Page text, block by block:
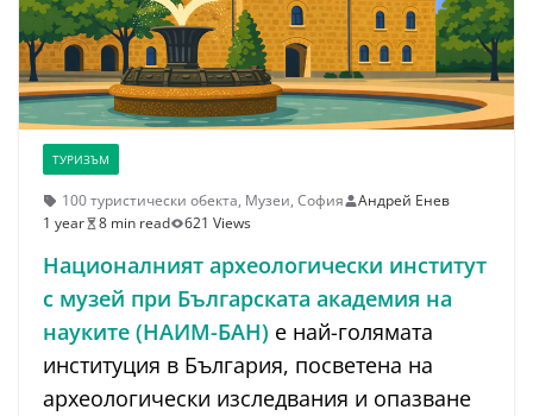
ТУРИЗЪМ
100 туристически обекта, Музеи, София
Андрей Енев
1 year
8 min read 621 Views
Националният археологически институт
с музей при Българската академия на
науките (НАИМ-БАН) е най-голямата
институция в България, посветена на
археологически изследвания и опазване